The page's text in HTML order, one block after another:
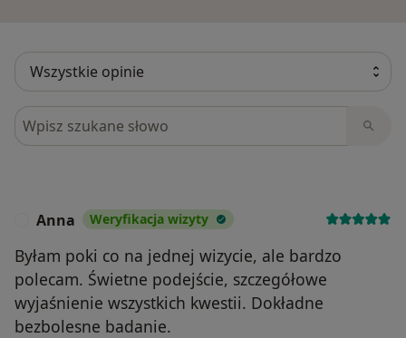
Szukaj w opiniach
Anna Weryfikacja wizyty
Byłam poki co na jednej wizycie, ale bardzo
polecam. Świetne podejście, szczegółowe
wyjaśnienie wszystkich kwestii. Dokładne
bezbolesne badanie.